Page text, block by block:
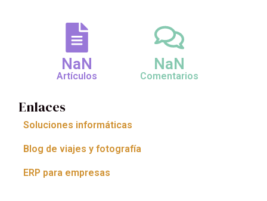
NaN
Artículos
NaN
Comentarios
Enlaces
Soluciones informáticas
Blog de viajes y fotografía
ERP para empresas